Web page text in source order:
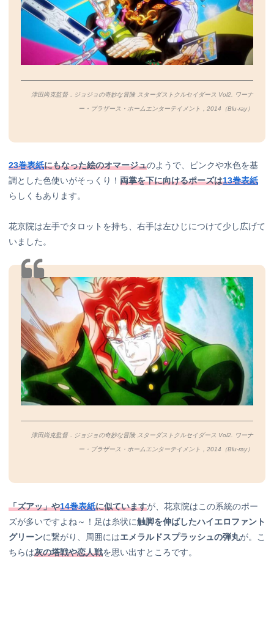
津田尚克監督．ジョジョの奇妙な冒険 スターダストクルセイダース Vol2. ワーナ
ー・ブラザース・ホームエンターテイメント，2014（Blu-ray）
23巻表紙にもなった絵のオマージュのようで、ピンクや水色を基
調とした色使いがそっくり！ 両掌を下に向けるポーズは13巻表紙
らしくもあります。
花京院は左手でタロットを持ち、右手は左ひじにつけて少し広げて
いました。
津田尚克監督．ジョジョの奇妙な冒険 スターダストクルセイダース Vol2. ワーナ
ー・ブラザース・ホームエンターテイメント，2014（Blu-ray）
「ズアッ」や14巻表紙に似ていますが、花京院はこの系統のポー
ズが多いですよね～！足は糸状に触脚を伸ばしたハイエロファント
グリーンに繋がり、周囲にはエメラルドスプラッシュの弾丸が。こ
ちらは灰の塔戦や恋人戦を思い出すところです。